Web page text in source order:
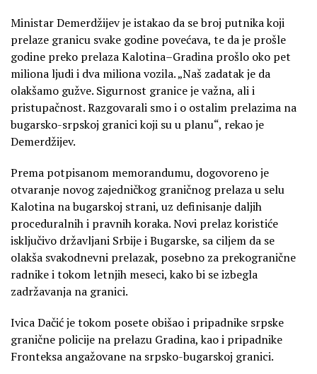
Ministar Demerdžijev je istakao da se broj putnika koji
prelaze granicu svake godine povećava, te da je prošle
godine preko prelaza Kalotina–Gradina prošlo oko pet
miliona ljudi i dva miliona vozila. „Naš zadatak je da
olakšamo gužve. Sigurnost granice je važna, ali i
pristupačnost. Razgovarali smo i o ostalim prelazima na
bugarsko-srpskoj granici koji su u planu“, rekao je
Demerdžijev.
Prema potpisanom memorandumu, dogovoreno je
otvaranje novog zajedničkog graničnog prelaza u selu
Kalotina na bugarskoj strani, uz definisanje daljih
proceduralnih i pravnih koraka. Novi prelaz koristiće
isključivo državljani Srbije i Bugarske, sa ciljem da se
olakša svakodnevni prelazak, posebno za prekogranične
radnike i tokom letnjih meseci, kako bi se izbegla
zadržavanja na granici.
Ivica Dačić je tokom posete obišao i pripadnike srpske
granične policije na prelazu Gradina, kao i pripadnike
Fronteksa angažovane na srpsko-bugarskoj granici.